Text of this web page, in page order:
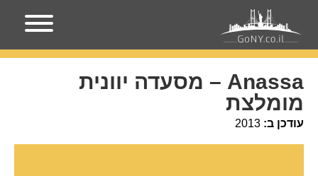
עמוד הבית מקומות בניו-יורק
מומלצת
Anassa – מסעדה יוונית
מומלצת
עודכן ב: 2013